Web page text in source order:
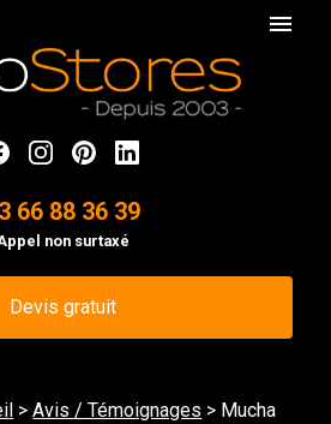
menu
66 88 36 39
non surtaxé
Devis gratuit
>Avis / Témoignages > Mucha